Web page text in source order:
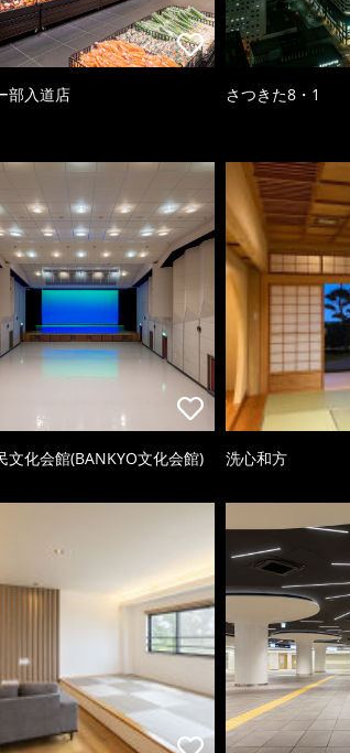
部入道店 さつきた8・1
文化会館(BANKYO文化会館) 洗心和方